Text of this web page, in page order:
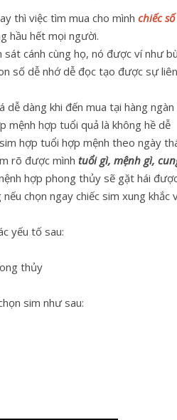
thì việc tìm mua cho mình chiếc số
hầu hết mọi người.
cánh cùng họ, nó được ví như
số dễ nhớ dễ đọc tạo được sự
dàng khi đến mua tại hàng ngàn
mệnh hợp tuổi quả là không hề dễ
hợp tuổi hợp mệnh theo ngày
rõ được mình tuổi gì, mệnh gì,
hợp phong thủy sẽ gặt hái
chọn ngay chiếc sim xung khắc
yếu tố sau:
thủy
sim như sau: